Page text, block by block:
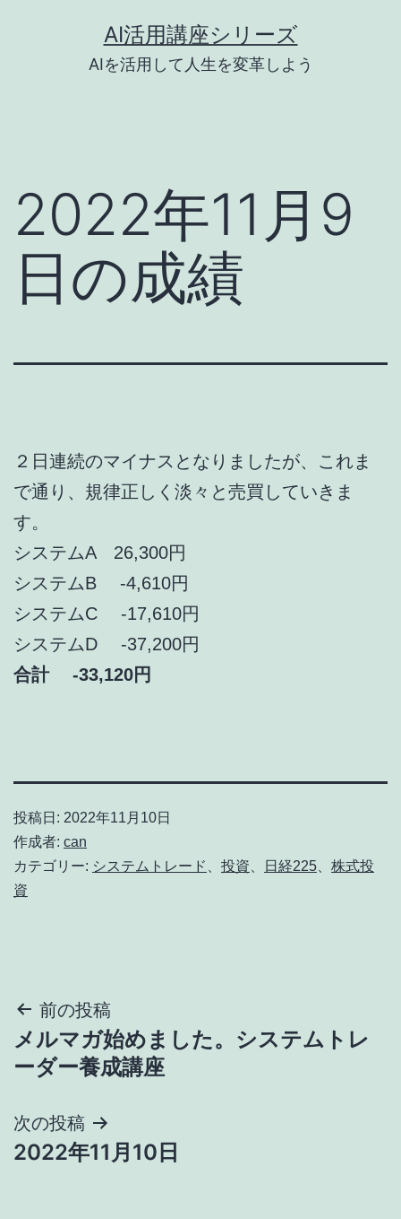
AI活用講座シリーズ
AIを活用して人生を変革しよう
2022年11月9
日の成績
２日連続のマイナスとなりましたが、これま
で通り、規律正しく淡々と売買していきま
す。
システムA 26,300円
システムB -4,610円
システムC -17,610円
システムD -37,200円
合計 -33,120円
投稿日: 2022年11月10日
作成者: can
カテゴリー: システムトレード 投資 日経225
株式投
資
投
稿
ビ
前の投稿
メルマガ始めました。システムトレ
ーダー養成講座
次の投稿
2022年11月10日